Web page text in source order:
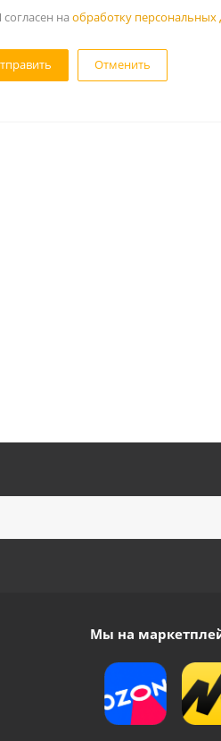
согласен на обработку персональных
Отменить
Мы на